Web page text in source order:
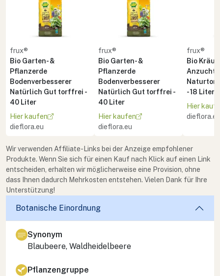
frux®
Bio Garten- &
Pflanzerde
Bodenverbesserer
Natürlich Gut torffrei -
40 Liter
Hier kaufen
dieflora.eu
frux®
Bio Garten- &
Pflanzerde
Bodenverbesserer
Natürlich Gut torffrei -
40 Liter
Hier kaufen
dieflora.eu
frux®
Bio
Naturton
- 18 Liter
Hier
dieflora.eu
Wir verwenden Affiliate-Links bei der Anzeige empfohlener
Produkte. Wenn Sie sich für einen Kauf nach Klick auf einen Link
entscheiden, erhalten wir möglicherweise eine Provision, ohne
dass Ihnen dadurch Mehrkosten entstehen. Vielen Dank für Ihre
Unterstützung!
Botanische Einordnung
Synonym
Blaubeere, Waldheidelbeere
Pflanzengruppe